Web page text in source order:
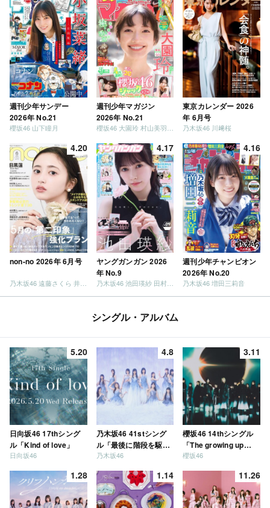
週刊少年サンデー
2026年 No.21
櫻坂46 山下瞳月
週刊少年マガジン
2026年 No.21
櫻坂46 大園玲 村山美羽 稲熊ひな
東京カレンダー 2026
年 6月号
乃木坂46 川﨑桜
4.20
non-no 2026年 6月号
4.17
ヤングガンガン 2026
年 No.9
乃木坂46 池田瑛紗 田村真佑
4.16
週刊少年チャンピオン
2026年 No.20
乃木坂46 増田三莉音
シングル・アルバム
5.20
日向坂46 17thシング
ル「Kind of love」
日向坂46
4.8
乃木坂46 41stシング
ル「最後に階段を駆け
上がったのはいつ
乃木坂46
3.11
櫻坂46 14thシングル
「The growing up
train」
櫻坂46
1.28 1.14 11.26